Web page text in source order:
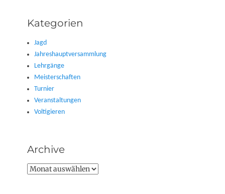
Kategorien
Jagd
Jahreshauptversammlung
Lehrgänge
Meisterschaften
Turnier
Veranstaltungen
Voltigieren
Archive
Archive